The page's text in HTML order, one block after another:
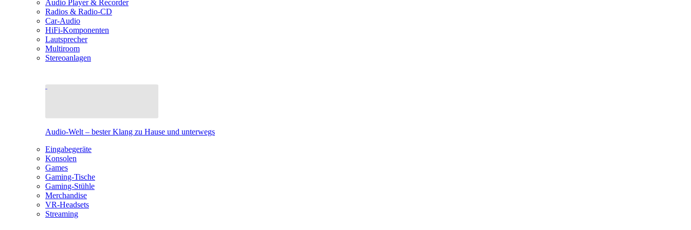
Audio Player & Recorder
Radios & Radio-CD
Car-Audio
HiFi-Komponenten
Lautsprecher
Multiroom
Stereoanlagen
Audio-Welt – bester Klang zu Hause und unterwegs
Eingabegeräte
Konsolen
Games
Gaming-Tische
Gaming-Stühle
Merchandise
VR-Headsets
Streaming